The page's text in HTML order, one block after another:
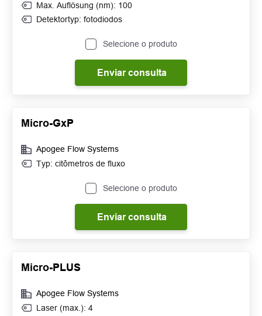
Max. Auflösung (nm): 100
Detektortyp: fotodiodos
Selecione o produto
Enviar consulta
Micro-GxP
Apogee Flow Systems
Typ: citômetros de fluxo
Selecione o produto
Enviar consulta
Micro-PLUS
Apogee Flow Systems
Laser (max.): 4